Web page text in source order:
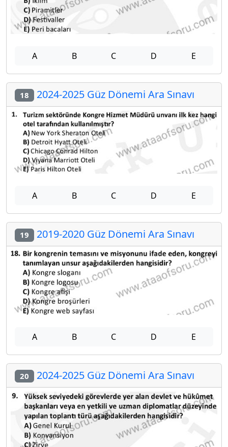
A B C D E
18 2024-2025 Güz Dönemi Ara Sınavı
A B C D E
19 2019-2020 Güz Dönemi Ara Sınavı
A B C D E
20 2024-2025 Güz Dönemi Ara Sınavı